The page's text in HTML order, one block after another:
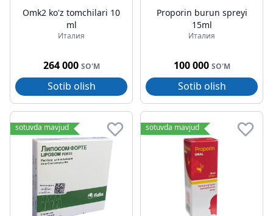
Omk2 ko'z tomchilari 10
ml
Италия
264 000 SO'M
Sotib olish
Proporin burun spreyi
15ml
Италия
100 000 SO'M
Sotib olish
sotuvda mavjud sotuvda mavjud